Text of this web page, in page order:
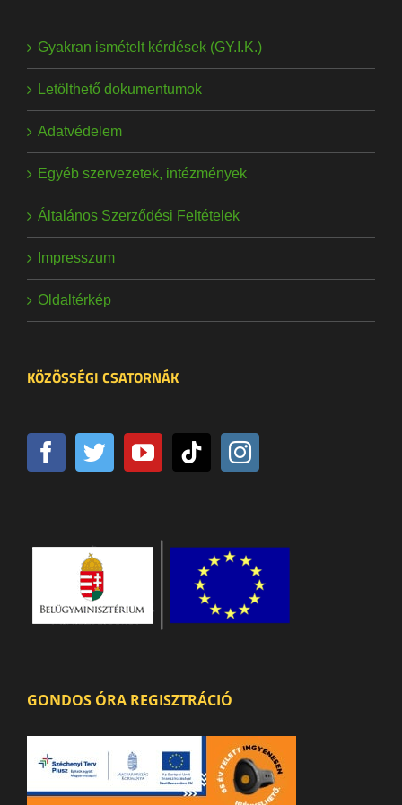
Gyakran ismételt kérdések (GY.I.K.)
Letölthető dokumentumok
Adatvédelem
Egyéb szervezetek, intézmények
Általános Szerződési Feltételek
Impresszum
Oldaltérkép
KÖZÖSSÉGI CSATORNÁK
GONDOS ÓRA REGISZTRÁCIÓ